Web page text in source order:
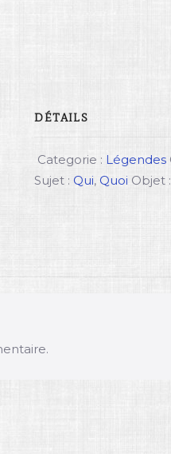
DÉTAILS
Categorie : Légendes
Sujet : Qui,Quoi Objet :